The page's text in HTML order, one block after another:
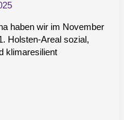
haben wir im November
Holsten-Areal sozial,
klimaresilient